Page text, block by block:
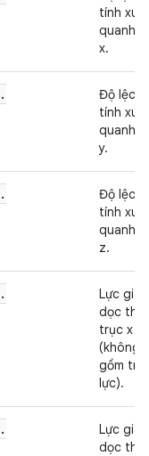
tính
quanh
x.
.
Độ lệch
tính
quanh
y.
.
Độ lệch
tính
quanh
z.
.
Lực gia
dọc
trục x
(không
gồm
lực).
.
Lực gia
dọc